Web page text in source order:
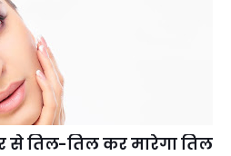
से तिल-तिल कर मारेगा तिल